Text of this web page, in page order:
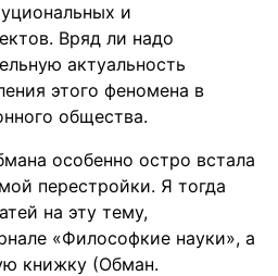
и
Вряд ли надо
актуальность
этого феномена в
общества.
особенно остро встала
перестройки. Я тогда
на эту тему,
«Философкие науки», а
книжку (Обман.